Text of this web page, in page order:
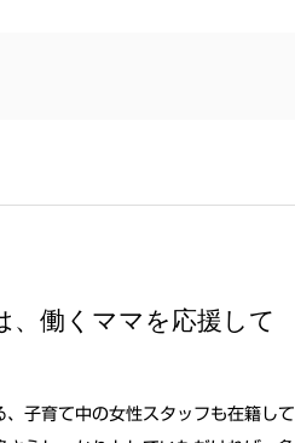
、働くママを応援して
、子育て中の女性スタッフも在籍して